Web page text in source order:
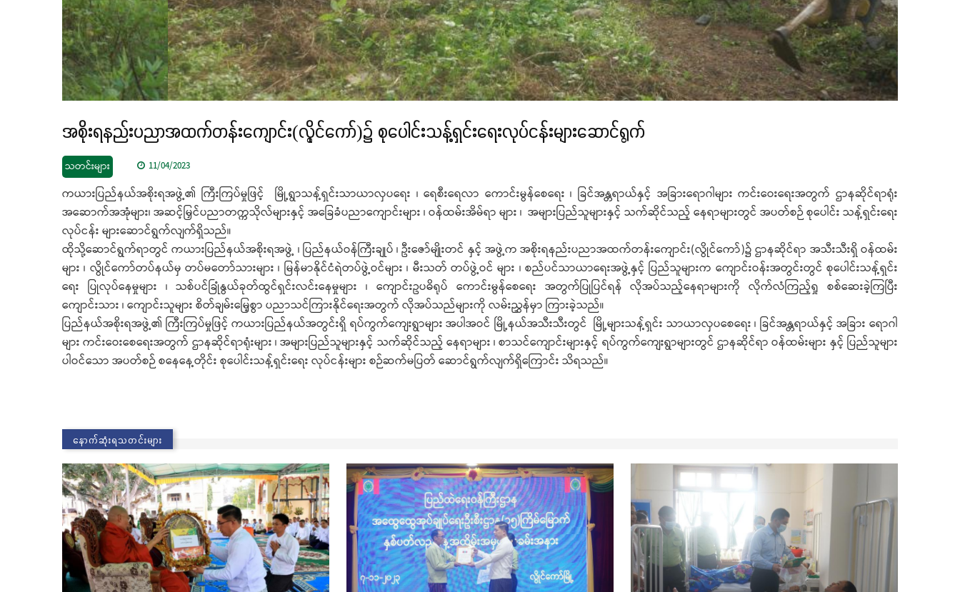
အစိုးရနည်းပညာအထက်တန်းကျောင်း(လွိုင်ကော်)၌ စုပေါင်းသန့်ရှင်းရေးလုပ်ငန်းများဆောင်ရွက်
သတင်းများ 11/04/2023
ကယားပြည်နယ်အစိုးရအဖွဲ့၏ ကြီးကြပ်မှုဖြင့် မြို့ရွာသန့်ရှင်းသာယာလှပရေး ၊ ရေစီးရေလာ ကောင်းမွန်စေရေး ၊ ခြင်အန္တရာယ်နှင့် အခြားရောဂါများ ကင်းဝေးရေးအတွက် ဌာနဆိုင်ရာရုံး
အဆောက်အအုံများ၊ အဆင့်မြှင်ပညာတက္ကသိုလ်များနှင့် အခြေခံပညာကျောင်းများ ၊ ဝန်ထမ်းအိမ်ရာ များ ၊ အများပြည်သူများနှင့် သက်ဆိုင်သည့် နေရာများတွင် အပတ်စဉ် စုပေါင်း သန့်ရှင်းရေး
လုပ်ငန်း များဆောင်ရွက်လျက်ရှိသည်။
ထိုသို့ဆောင်ရွက်ရာတွင် ကယားပြည်နယ်အစိုးရအဖွဲ့ ၊ ပြည်နယ်ဝန်ကြီးချုပ် ၊ ဦးဇော်မျိုးတင် နှင့် အဖွဲ့က အစိုးရနည်းပညာအထက်တန်းကျောင်း(လွိုင်ကော်)၌ ဌာနဆိုင်ရာ အသီးသီးရှိ ဝန်ထမ်း
များ ၊ လွိုင်ကော်တပ်နယ်မှ တပ်မတော်သားများ ၊ မြန်မာနိုင်ငံရဲတပ်ဖွဲ့ဝင်များ ၊ မီးသတ် တပ်ဖွဲ့ဝင် များ ၊ စည်ပင်သာယာရေးအဖွဲ့နှင့် ပြည်သူများက ကျောင်းဝန်းအတွင်းတွင် စုပေါင်းသန့်ရှင်း
ရေး ပြုလုပ်နေမှုများ ၊ သစ်ပင်ခြုံနွယ်ခုတ်ထွင်ရှင်းလင်းနေမှုများ ၊ ကျောင်းဥပဓိရုပ် ကောင်းမွန်စေရေး အတွက်ပြုပြင်ရန် လိုအပ်သည့်နေရာများကို လိုက်လံကြည့်ရှု စစ်ဆေးခဲ့ကြပြီး
ကျောင်းသား ၊ ကျောင်းသူများ စိတ်ချမ်းမြေ့စွာ ပညာသင်ကြားနိုင်ရေးအတွက် လိုအပ်သည်များကို လမ်းညွှန်မှာ ကြားခဲ့သည်။
ပြည်နယ်အစိုးရအဖွဲ့၏ ကြီးကြပ်မှုဖြင့် ကယားပြည်နယ်အတွင်းရှိ ရပ်ကွက်ကျေးရွာများ အပါအဝင် မြို့နယ်အသီးသီးတွင် မြို့များသန့်ရှင်း သာယာလှပစေရေး ၊ ခြင်အန္တရာယ်နှင့် အခြား ရောဂါ
များ ကင်းဝေးစေရေးအတွက် ဌာနဆိုင်ရာရုံးများ ၊ အများပြည်သူများနှင့် သက်ဆိုင်သည့် နေရာများ ၊ စာသင်ကျောင်းများနှင့် ရပ်ကွက်ကျေးရွာများတွင် ဌာနဆိုင်ရာ ဝန်ထမ်းများ နှင့် ပြည်သူများ
ပါဝင်သော အပတ်စဉ် စနေနေ့တိုင်း စုပေါင်းသန့်ရှင်းရေး လုပ်ငန်းများ စဉ်ဆက်မပြတ် ဆောင်ရွက်လျက်ရှိကြောင်း သိရသည်။
နောက်ဆုံးရသတင်းများ